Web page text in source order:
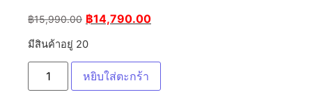
฿15,990.00 ฿14,790.00
มีสินค้าอยู่ 20
หยิบใส่ตะกร้า